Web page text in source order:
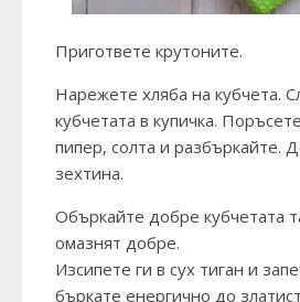
Пригответе крутоните.
Нарежете хляба на кубчета.
кубчетата в купичка.
пипер, солта и разбъркайте.
зехтина.
Объркайте добре кубчетата
омазнят добре.
Изсипете ги в сух тиган и
бъркате енергично до